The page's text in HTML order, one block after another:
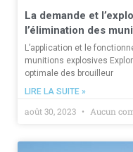
La demande et
l’élimination des
L’application et le
munitions explosives
optimale des brouilleur
LIRE LA SUITE »
août 30, 2023 Aucun